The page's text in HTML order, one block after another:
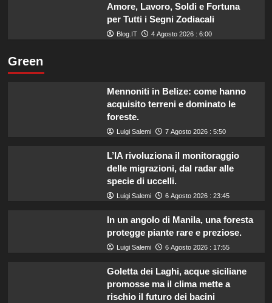
Amore, Lavoro, Soldi e Fortuna
per Tutti i Segni Zodiacali
Blog.IT 4 Agosto 2026 : 6:00
Green
Mennoniti in Belize: come hanno
acquisito terreni e dominato le
foreste.
Luigi Salemi 7 Agosto 2026 : 5:50
L’IA rivoluziona il monitoraggio
delle migrazioni, dal radar alle
specie di uccelli.
Luigi Salemi 6 Agosto 2026 : 23:45
In un angolo di Manila, una foresta
protegge piante rare e preziose.
Luigi Salemi 6 Agosto 2026 : 17:55
Goletta dei Laghi, acque siciliane
promosse ma il clima mette a
rischio il futuro dei bacini